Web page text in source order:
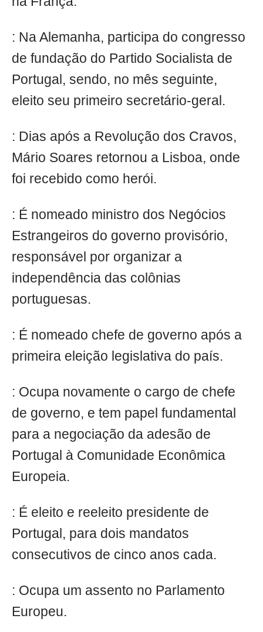
: Na Alemanha, participa do congresso
de fundação do Partido Socialista de
Portugal, sendo, no mês seguinte,
eleito seu primeiro secretário-geral.
: Dias após a Revolução dos Cravos,
Mário Soares retornou a Lisboa, onde
foi recebido como herói.
: É nomeado ministro dos Negócios
Estrangeiros do governo provisório,
responsável por organizar a
independência das colônias
portuguesas.
: É nomeado chefe de governo após a
primeira eleição legislativa do país.
: Ocupa novamente o cargo de chefe
de governo, e tem papel fundamental
para a negociação da adesão de
Portugal à Comunidade Econômica
Europeia.
: É eleito e reeleito presidente de
Portugal, para dois mandatos
consecutivos de cinco anos cada.
: Ocupa um assento no Parlamento
Europeu.